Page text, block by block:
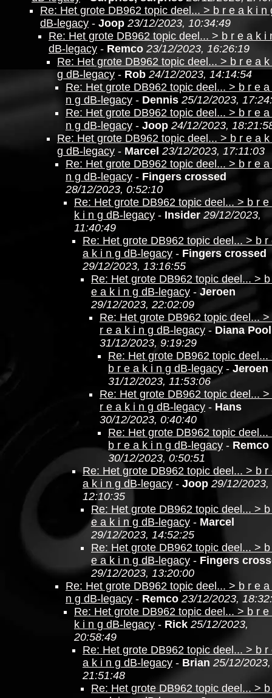
Re: Het grote DB962 topic deel... > b r e a k i n
dB-legacy - Joop 23/12/2023, 10:34:49
Re: Het grote DB962 topic deel... > b r e a k i
dB-legacy - Remco 23/12/2023, 16:26:19
Re: Het grote DB962 topic deel... > b r e a k
g dB-legacy - Rob 24/12/2023, 14:14:54
Re: Het grote DB962 topic deel... > b r e a
n g dB-legacy - Dennis 25/12/2023,
Re: Het grote DB962 topic deel... > b r e a
n g dB-legacy - Joop 24/12/2023,
Re: Het grote DB962 topic deel... > b r e a k
g dB-legacy - Marcel 23/12/2023, 17:11:03
Re: Het grote DB962 topic deel... > b r e a
n g dB-legacy - Fingers crossed
28/12/2023, 0:52:10
Re: Het grote DB962 topic deel... > b r e
k i n g dB-legacy - Insider 29/12/2023,
11:40:49
Re: Het grote DB962 topic deel... > b r
a k i n g dB-legacy - Fingers crossed
29/12/2023, 13:16:55
Re: Het grote DB962 topic deel... >
e a k i n g dB-legacy - Jeroen
29/12/2023, 22:02:09
Re: Het grote DB962 topic deel... >
r e a k i n g dB-legacy - Diana Pool
31/12/2023, 9:19:29
Re: Het grote DB962 topic deel...
b r e a k i n g dB-legacy - Jeroen
31/12/2023, 11:53:06
Re: Het grote DB962 topic deel... >
r e a k i n g dB-legacy - Hans
30/12/2023, 0:40:40
Re: Het grote DB962 topic deel...
b r e a k i n g dB-legacy - Remco
30/12/2023, 0:50:51
Re: Het grote DB962 topic deel... > b r
a k i n g dB-legacy - Joop 29/12/2023,
12:10:35
Re: Het grote DB962 topic deel... >
e a k i n g dB-legacy - Marcel
29/12/2023, 14:52:25
Re: Het grote DB962 topic deel... >
e a k i n g dB-legacy - Fingers
29/12/2023, 13:20:00
Re: Het grote DB962 topic deel... > b r e a
n g dB-legacy - Remco 23/12/2023,
Re: Het grote DB962 topic deel... > b r e
k i n g dB-legacy - Rick 25/12/2023,
20:58:49
Re: Het grote DB962 topic deel... > b r
a k i n g dB-legacy - Brian 25/12/2023,
21:51:48
Re: Het grote DB962 topic deel... >